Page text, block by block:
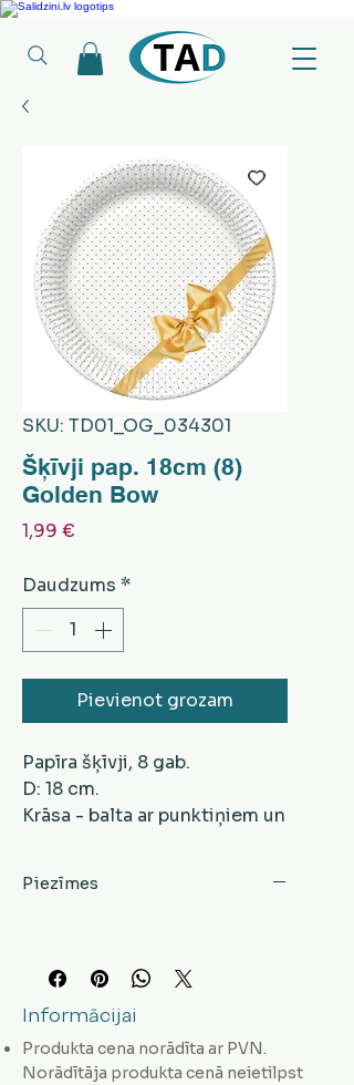
Ledusskapji, Sadzīves tehnika, Smaržas,
SKU: TD01_OG_034301
Šķīvji pap. 18cm (8)
Golden Bow
1,99 €
Daudzums *
Pievienot grozam
Papīra šķīvji, 8 gab.
D: 18 cm.
Krāsa - balta ar punktiņiem un
Piezīmes
Informācijai
Produkta cena norādīta ar PVN.
Norādītāja produkta cenā neietilpst